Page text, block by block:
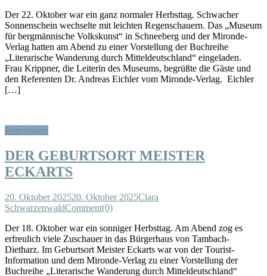
Der 22. Oktober war ein ganz normaler Herbsttag. Schwacher
Sonnenschein wechselte mit leichten Regenschauern. Das „Museum
für bergmännische Volkskunst“ in Schneeberg und der Mironde-
Verlag hatten am Abend zu einer Vorstellung der Buchreihe
„Literarische Wanderung durch Mitteldeutschland“ eingeladen.
Frau Krippner, die Leiterin des Museums, begrüßte die Gäste und
den Referenten Dr. Andreas Eichler vom Mironde-Verlag. Eichler
[…]
Reportagen
DER GEBURTSORT MEISTER
ECKARTS
20. Oktober 202520. Oktober 2025Clara
SchwarzenwaldComment(0)
Der 18. Oktober war ein sonniger Herbsttag. Am Abend zog es
erfreulich viele Zuschauer in das Bürgerhaus von Tambach-
Dietharz. Im Geburtsort Meister Eckarts war von der Tourist-
Information und dem Mironde-Verlag zu einer Vorstellung der
Buchreihe „Literarische Wanderung durch Mitteldeutschland“